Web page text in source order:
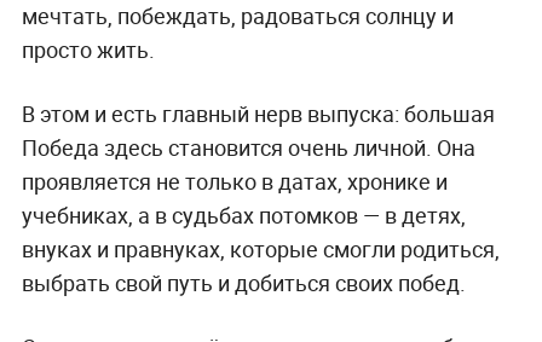
мечтать, побеждать, радоваться солнцу и
просто жить.
В этом и есть главный нерв выпуска: большая
Победа здесь становится очень личной. Она
проявляется не только в датах, хронике и
учебниках, а в судьбах потомков — в детях,
внуках и правнуках, которые смогли родиться,
выбрать свой путь и добиться своих побед.